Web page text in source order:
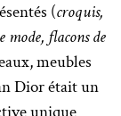
(croquis,
mode, flacons de
meubles
Dior était un